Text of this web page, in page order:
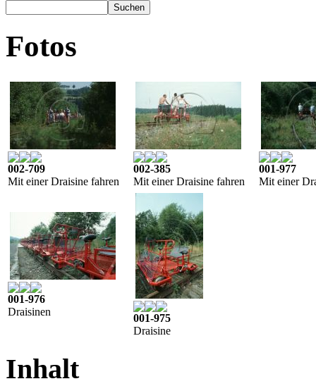
Fotos
002-709
Mit einer Draisine fahren
002-385
Mit einer Draisine fahren
001-977
Mit einer
001-976
Draisinen
001-975
Draisine
Inhalt